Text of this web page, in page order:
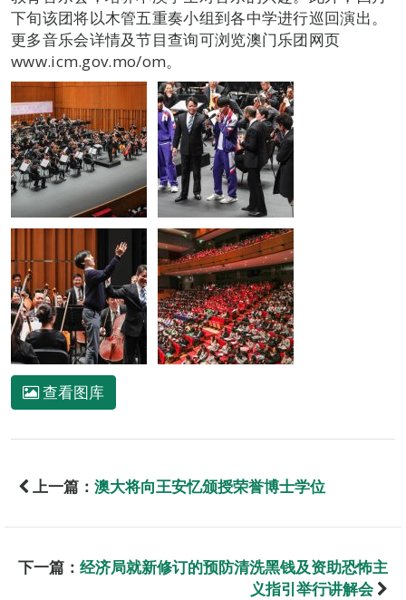
下旬该团将以木管五重奏小组到各中学进行巡回演出。
更多音乐会详情及节目查询可浏览澳门乐团网页
www.icm.gov.mo/om。
查看图库
上一篇： 澳大将向王安忆颁授荣誉博士学位
下一篇： 经济局就新修订的预防清洗黑钱及资助恐怖主
义指引举行讲解会